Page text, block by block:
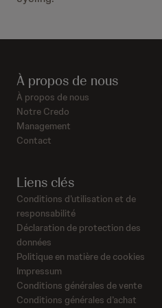
À propos de nous
À propos de nous
Notre Credo
Management
Contact
Liens clés
Conditions d’utilisation et de
responsabilité
Déclaration de protection des
données
Politique en matière de cookies
Impressum
Conditions générales de vente
Conditions générales d’achat